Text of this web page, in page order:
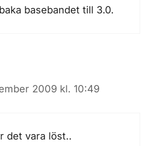
basebandet till 3.0.
2009 kl. 10:49
det vara löst..